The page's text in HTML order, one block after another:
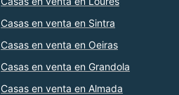
Casas en venta en Sintra
Casas en venta en Oeiras
Casas en venta en Grandola
Casas en venta en Almada